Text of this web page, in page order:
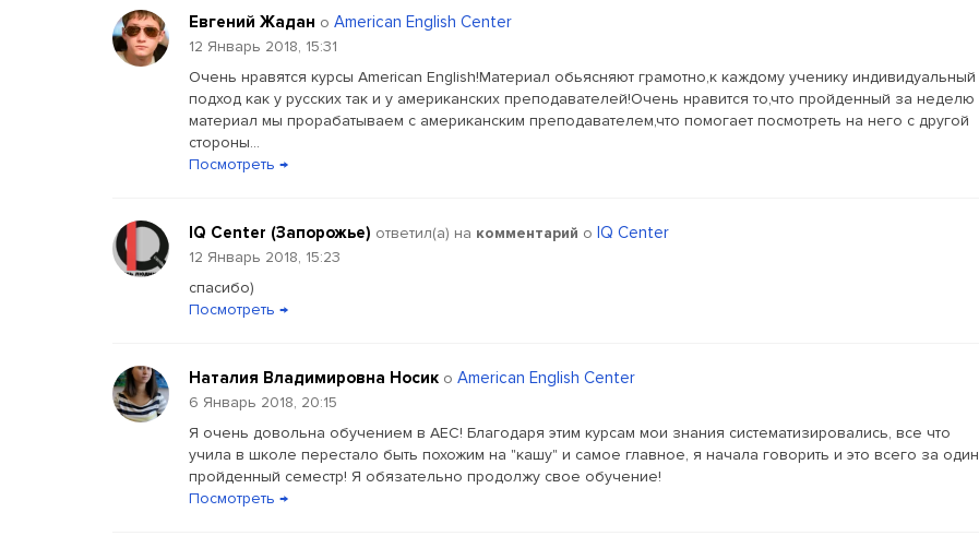
Евгений Жадан о American English Center
12 Январь 2018, 15:31
Очень нравятся курсы American English!Материал обьясняют грамотно,к каждому ученику индивидуальный
подход как у русских так и у американских преподавателей!Очень нравится то,что пройденный за неделю
материал мы прорабатываем с американским преподавателем,что помогает посмотреть на него с другой
стороны...
Посмотреть →
IQ Center (Запорожье) ответил(a) на комментарий о IQ Center
12 Январь 2018, 15:23
спасибо)
Посмотреть →
Наталия Владимировна Носик о American English Center
6 Январь 2018, 20:15
Я очень довольна обучением в АЕС! Благодаря этим курсам мои знания систематизировались, все что
учила в школе перестало быть похожим на "кашу" и самое главное, я начала говорить и это всего за один
пройденный семестр! Я обязательно продолжу свое обучение!
Посмотреть →